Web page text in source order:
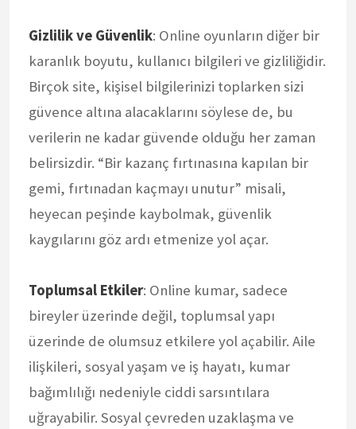
Gizlilik ve Güvenlik: Online oyunların diğer bir
karanlık boyutu, kullanıcı bilgileri ve gizliliğidir.
Birçok site, kişisel bilgilerinizi toplarken sizi
güvence altına alacaklarını söylese de, bu
verilerin ne kadar güvende olduğu her zaman
belirsizdir. “Bir kazanç fırtınasına kapılan bir
gemi, fırtınadan kaçmayı unutur” misali,
heyecan peşinde kaybolmak, güvenlik
kaygılarını göz ardı etmenize yol açar.
Toplumsal Etkiler: Online kumar, sadece
bireyler üzerinde değil, toplumsal yapı
üzerinde de olumsuz etkilere yol açabilir. Aile
ilişkileri, sosyal yaşam ve iş hayatı, kumar
bağımlılığı nedeniyle ciddi sarsıntılara
uğrayabilir. Sosyal çevreden uzaklaşma ve